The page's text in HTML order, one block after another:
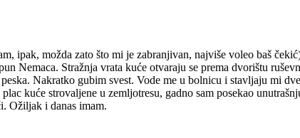
ipak, možda zato što mi je zabranjivan, najviše voleo baš
Nemaca. Stražnja vrata kuće otvaraju se prema dvorištu
Nakratko gubim svest. Vode me u bolnicu i stavljaju mi
kuće strovaljene u zemljotresu, gadno sam posekao
Ožiljak i danas imam.